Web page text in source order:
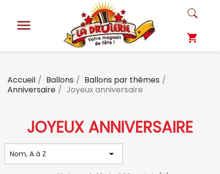

shopping_cart
Accueil Ballons
Ballons par thèmes
Anniversaire
Joyeux anniversaire
JOYEUX ANNIVERSAIRE
Nom, A à Z 